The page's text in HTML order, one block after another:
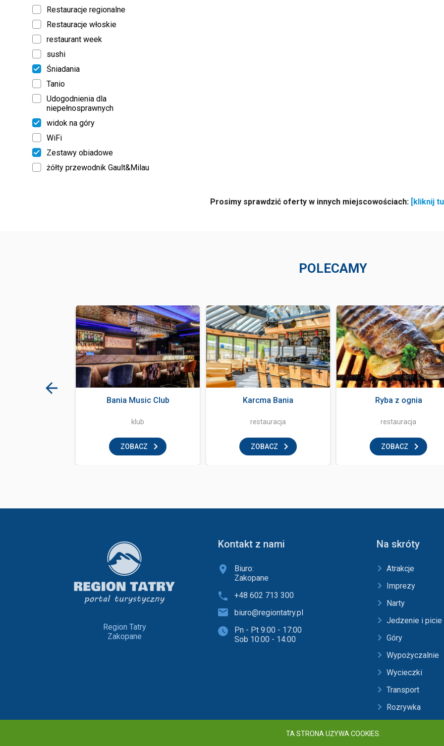
Restauracje regionalne
Restauracje włoskie
restaurant week
sushi
Śniadania
Tanio
Udogodnienia dla
niepełnosprawnych
widok na góry
WiFi
Zestawy obiadowe
żółty przewodnik Gault&Milau
Prosimy sprawdzić oferty w innych miejscowościach: [kliknij
POLECAMY
Bania Music Club
klub
ZOBACZ
Karcma Bania
restauracja
ZOBACZ
Ryba z ognia
restauracja
ZOBACZ
Region Tatry
Zakopane
Kontakt z nami
Biuro:
Zakopane
+48 602 713 300
biuro@regiontatry.pl
Pn - Pt 9:00 - 17:00
Sob 10:00 - 14:00
Na skróty
Atrakcje
Imprezy
Narty
Jedzenie i picie
Góry
Wypożyczalnie
Wycieczki
Transport
Rozrywka
TA STRONA UŻYWA COOKIES.